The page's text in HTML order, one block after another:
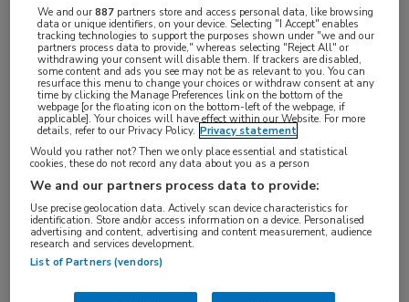
Resultaten van de MINT-trial tonen de
effectiviteit en veiligheid van inebilizumab bij
patiënten met gegeneraliseerde myasthenia
gravis.
Tags:
B-cel,CD19,inebilizumab,myasthenia gravis
We and our887 partners store and access personal data, like browsing
data or unique identifiers, on your device. Selecting "I Accept" enables
tracking technologies to support the purposes shown under "we and our
partners process data to provide," whereas selecting "Reject All" or
withdrawing your consent will disable them. If trackers are disabled,
some content and ads you see may not be as relevant to you. You can
resurface this menu to change your choices or withdraw consent at any
time by clicking the Manage Preferences link on the bottom of the
webpage [or the floating icon on the bottom-left of the webpage, if
applicable]. Your choices will have effect within our Website. For more
details, refer to our Privacy Policy. Privacy statement
Would you rather not? Then we only place essential and statistical
cookies, these do not record any data about you as a person
We and our partners process data to provide:
Use precise geolocation data. Actively scan device characteristics for
identification. Store and/or access information on a device. Personalised
advertising and content, advertising and content measurement, audience
research and services development.
List of Partners (vendors)